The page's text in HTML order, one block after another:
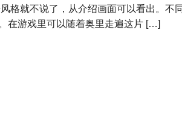
格就不说了，从介绍画面可以看出。不
在游戏里可以随着奥里走遍这片 […]